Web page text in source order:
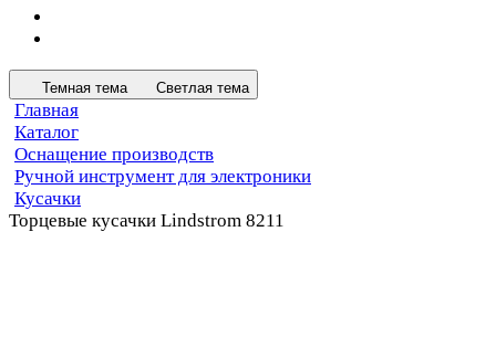
Темная тема Светлая тема
Главная
Каталог
Оснащение производств
Ручной инструмент для электроники
Кусачки
Торцевые кусачки Lindstrom 8211